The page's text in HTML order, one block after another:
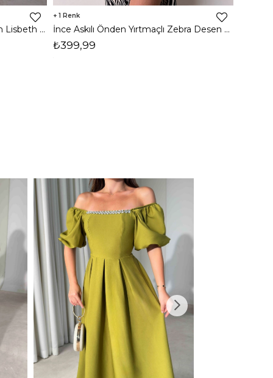
İnce Askılı Önden Yırtmaçlı Uzun Lisbeth Kadın Beyaz Elbise 22K000581
1
İnce Askılı Önden Yırtmaçlı Zebra Desen Citlali Kadın Renkli Elbise 22Y000068
₺399,99